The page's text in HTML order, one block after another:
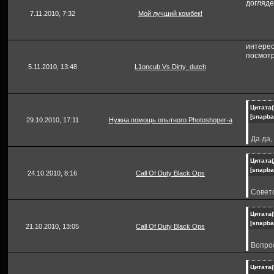
7.11.2010, 7:32 Мой лучший комбек!
5.11.2010, 13:48 L1oncub Vs Dirty_dutch
29.10.2010, 17:11 Нужна помощь опытного Photoshoper-a
Да да,
За
24.10.2010, 8:16 Call Of Duty Black Ops
[/
Самое
21.10.2010, 13:05 Call Of Duty Black Ops